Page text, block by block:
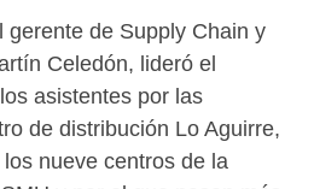
gerente de Supply Chain y
Celedón, lideró el
asistentes por las
de distribución Lo Aguirre,
nueve centros de la